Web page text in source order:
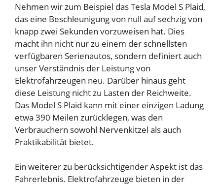
Nehmen wir zum Beispiel das Tesla Model S Plaid,
das eine Beschleunigung von null auf sechzig von
knapp zwei Sekunden vorzuweisen hat. Dies
macht ihn nicht nur zu einem der schnellsten
verfügbaren Serienautos, sondern definiert auch
unser Verständnis der Leistung von
Elektrofahrzeugen neu. Darüber hinaus geht
diese Leistung nicht zu Lasten der Reichweite.
Das Model S Plaid kann mit einer einzigen Ladung
etwa 390 Meilen zurücklegen, was den
Verbrauchern sowohl Nervenkitzel als auch
Praktikabilität bietet.
Ein weiterer zu berücksichtigender Aspekt ist das
Fahrerlebnis. Elektrofahrzeuge bieten in der